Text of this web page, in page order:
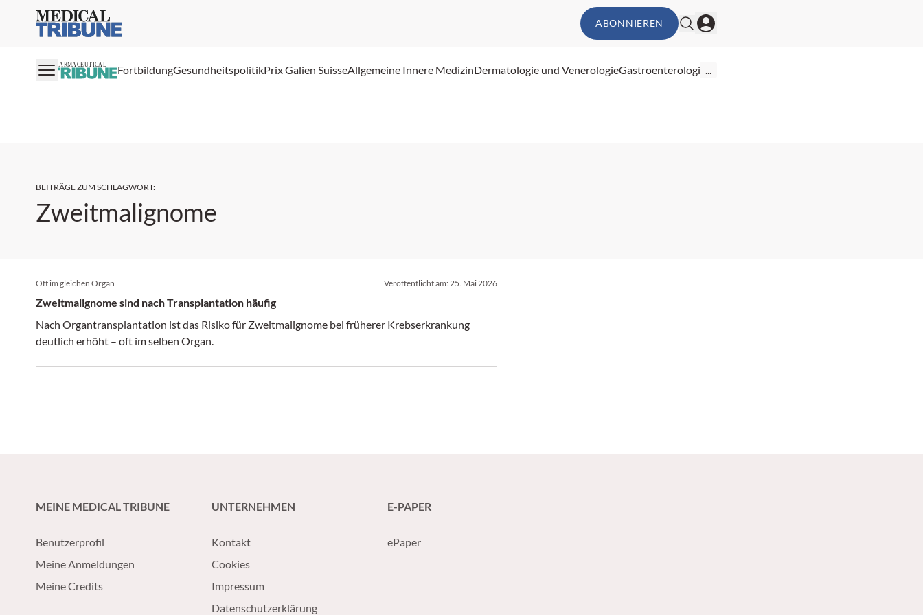
Medical Tribune ABONNIEREN
PHARMACEUTICAL FortbildungGesundheitspolitikPrix Galien SuisseAllgemeine Innere MedizinDermatologie und VenerologieGastroenterologie...
BEITRÄGE ZUM SCHLAGWORT:
Zweitmalignome
Oft im gleichen Organ Veröffentlicht am: 25. Mai 2026
Zweitmalignome sind nach Transplantation häufig
Nach Organtransplantation ist das Risiko für Zweitmalignome bei früherer Krebserkrankung
deutlich erhöht – oft im selben Organ.
MEINE MEDICAL TRIBUNE
Benutzerprofil
Meine Anmeldungen
Meine Credits
UNTERNEHMEN
Kontakt
Cookies
Impressum
Datenschutzerklärung
E-PAPER
ePaper